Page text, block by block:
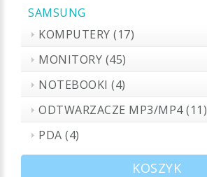
SAMSUNG
KOMPUTERY (17)
MONITORY (45)
NOTEBOOKI (4)
ODTWARZACZE MP3/MP4 (11)
PDA (4)
KOSZYK